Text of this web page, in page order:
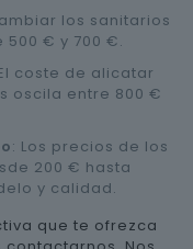
los sanitarios
€ y 700 €.
coste de alicatar
oscila entre 800 €
: Los precios de los
200 € hasta
y calidad.
que te ofrezca